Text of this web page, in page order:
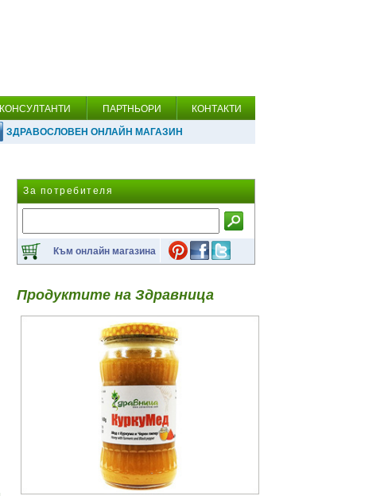
КОНСУЛТАНТИ ПАРТНЬОРИ КОНТАКТИ
ЗДРАВОСЛОВЕН ОНЛАЙН МАГАЗИН
За потребителя
Към онлайн магазина
Продуктите на Здравница